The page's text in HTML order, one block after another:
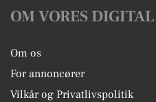
OM VORES DIGITAL
Om os
For annoncører
Vilkår og Privatlivspolitik